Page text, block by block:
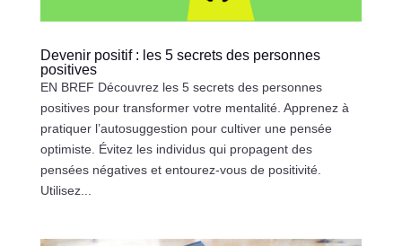
Devenir positif : les 5 secrets des personnes
positives
EN BREF Découvrez les 5 secrets des personnes
positives pour transformer votre mentalité. Apprenez à
pratiquer l’autosuggestion pour cultiver une pensée
optimiste. Évitez les individus qui propagent des
pensées négatives et entourez-vous de positivité.
Utilisez...